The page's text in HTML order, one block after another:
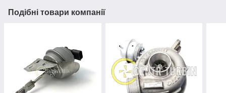
Подібні товари компанії